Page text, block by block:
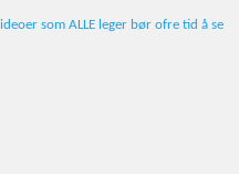
som ALLE leger bør ofre tid å se